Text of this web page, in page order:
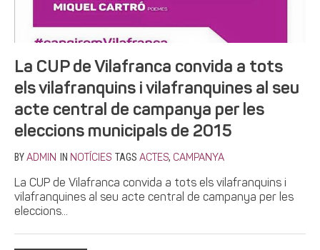
La CUP de Vilafranca convida a tots
els vilafranquins i vilafranquines al seu
acte central de campanya per les
eleccions municipals de 2015
BY ADMIN IN NOTÍCIES TAGS ACTES, CAMPANYA
La CUP de Vilafranca convida a tots els vilafranquins i
vilafranquines al seu acte central de campanya per les
eleccions...